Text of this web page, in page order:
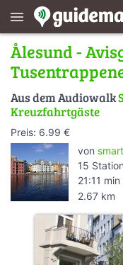
menu
Ålesund -
Aus dem Audiowalk
Kreuzfahrtgäste
Preis: 6.99 €
von
15
21:11
2.67 km